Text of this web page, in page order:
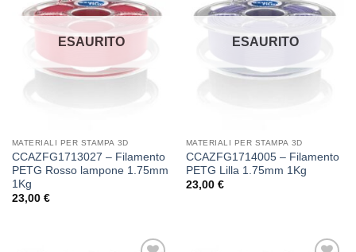
dei
desideri
ESAURITO
MATERIALI PER STAMPA 3D
CCAZFG1713027 – Filamento
PETG Rosso lampone 1.75mm
1Kg
23,00 €
dei
desideri
ESAURITO
MATERIALI PER STAMPA 3D
CCAZFG1714005 – Filamento
PETG Lilla 1.75mm 1Kg
23,00 €